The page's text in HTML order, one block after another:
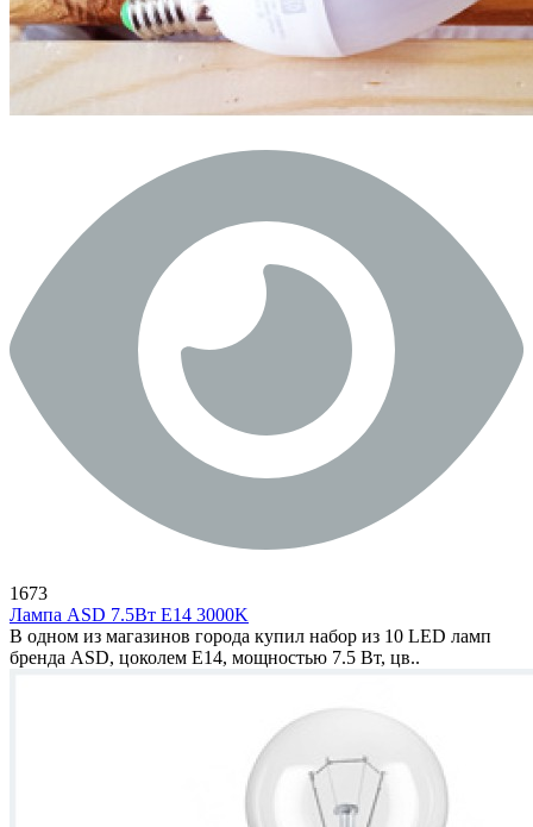
1673
Лампа ASD 7.5Вт E14 3000K
В одном из магазинов города купил набор из 10 LED ламп
бренда ASD, цоколем E14, мощностью 7.5 Вт, цв..